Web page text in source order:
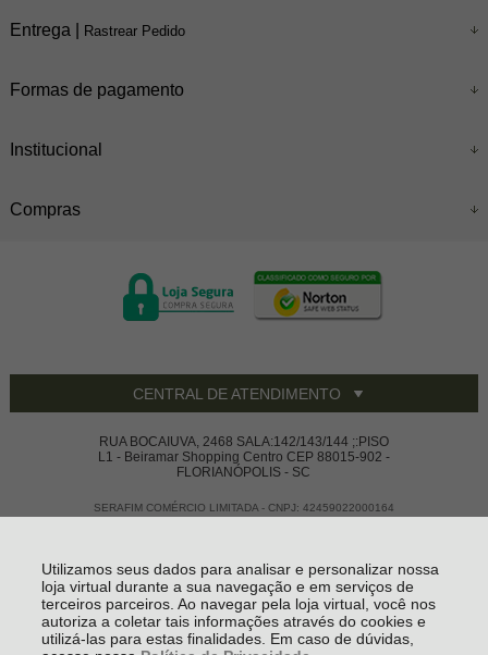
Utilizamos seus dados para analisar e personalizar nossa
loja virtual durante a sua navegação e em serviços de
terceiros parceiros. Ao navegar pela loja virtual, você nos
autoriza a coletar tais informações através do cookies e
utilizá-las para estas finalidades. Em caso de dúvidas,
Entrega | Rastrear Pedido
Formas de pagamento
Institucional
Compras
CENTRAL DE ATENDIMENTO
RUA BOCAIUVA, 2468 SALA:142/143/144 ;:PISO
L1 - Beiramar Shopping Centro CEP 88015-902 -
FLORIANÓPOLIS - SC
SERAFIM COMÉRCIO LIMITADA - CNPJ: 42459022000164